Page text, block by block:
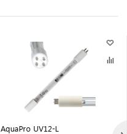
AquaPro UV12-L